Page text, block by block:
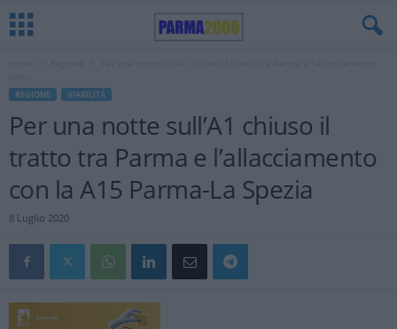
REGIONE VIABILITÀ
Per una notte sull’A1 chiuso il
tratto tra Parma e l’allacciamento
con la A15 Parma-La Spezia
8 Luglio 2020